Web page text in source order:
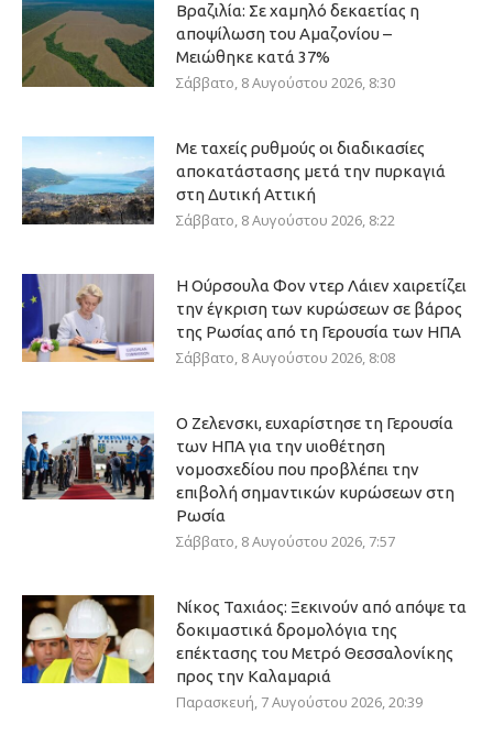
Βραζιλία: Σε χαμηλό δεκαετίας η
αποψίλωση του Αμαζονίου –
Μειώθηκε κατά 37%
Σάββατο, 8 Αυγούστου 2026, 8:30
Με ταχείς ρυθμούς οι διαδικασίες
αποκατάστασης μετά την πυρκαγιά
στη Δυτική Αττική
Σάββατο, 8 Αυγούστου 2026, 8:22
Η Ούρσουλα Φον ντερ Λάιεν χαιρετίζει
την έγκριση των κυρώσεων σε βάρος
της Ρωσίας από τη Γερουσία των ΗΠΑ
Σάββατο, 8 Αυγούστου 2026, 8:08
Ο Ζελενσκι, ευχαρίστησε τη Γερουσία
των ΗΠΑ για την υιοθέτηση
νομοσχεδίου που προβλέπει την
επιβολή σημαντικών κυρώσεων στη
Ρωσία
Σάββατο, 8 Αυγούστου 2026, 7:57
Νίκος Ταχιάος: Ξεκινούν από απόψε τα
δοκιμαστικά δρομολόγια της
επέκτασης του Μετρό Θεσσαλονίκης
προς την Καλαμαριά
Παρασκευή, 7 Αυγούστου 2026, 20:39